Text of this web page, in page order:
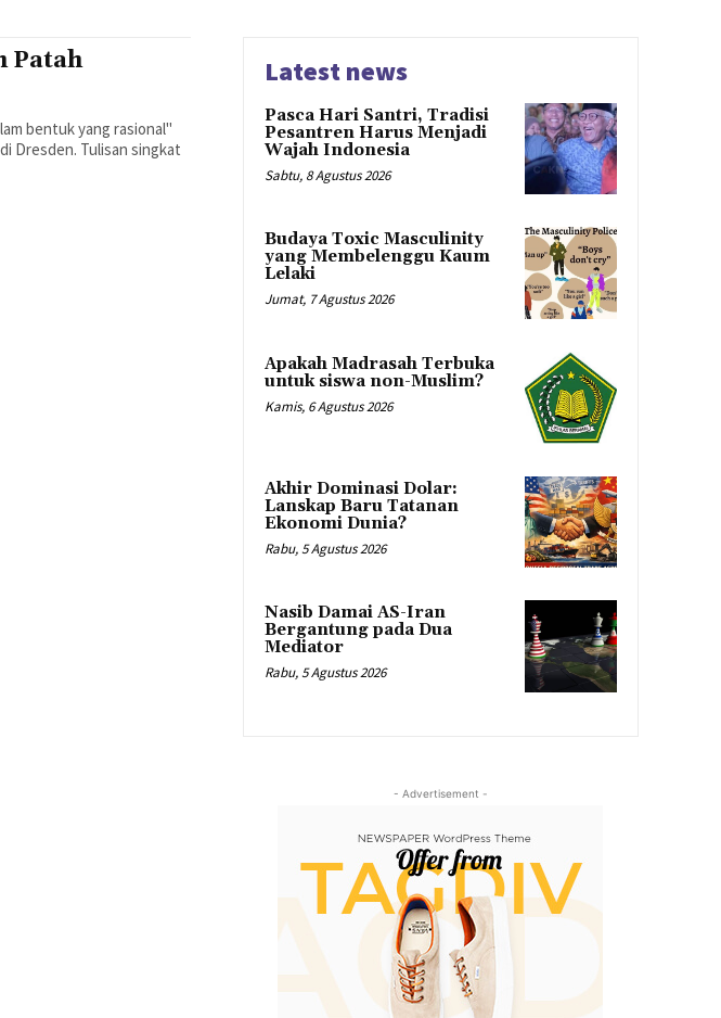
Patah
bentuk yang rasional"
singkat
Latest news
Pasca Hari Santri, Tradisi
Pesantren Harus Menjadi
Wajah Indonesia
Sabtu, 8 Agustus 2026
Budaya Toxic Masculinity
yang Membelenggu Kaum
Lelaki
Jumat, 7 Agustus 2026
Apakah Madrasah Terbuka
untuk siswa non-Muslim?
Kamis, 6 Agustus 2026
Akhir Dominasi Dolar:
Lanskap Baru Tatanan
Ekonomi Dunia?
Rabu, 5 Agustus 2026
Nasib Damai AS-Iran
Bergantung pada Dua
Mediator
Rabu, 5 Agustus 2026
- Advertisement -